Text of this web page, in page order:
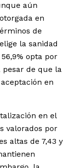
aún
en
de
la sanidad
opta por
pesar de que la
en
en el
valorados por
altas de 7,43 y